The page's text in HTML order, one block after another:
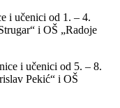
i učenici od 1. – 4.
i OŠ „Radoje
i učenici od 5. – 8.
Pekić“ i OŠ